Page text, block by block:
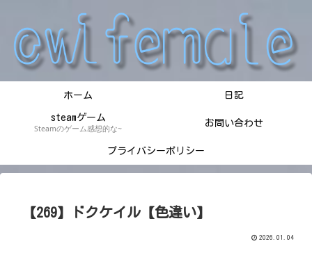
ホーム 日記
steamゲーム
Steamのゲーム感想的な~
お問い合わせ
プライバシーポリシー
【269】ドクケイル【色違い】
2026.01.04